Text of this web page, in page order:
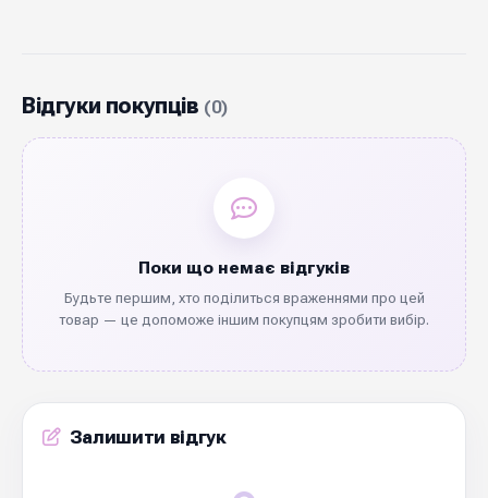
Відгуки покупців (0)
Поки що немає відгуків
Будьте першим, хто поділиться враженнями про цей
товар — це допоможе іншим покупцям зробити вибір.
Залишити відгук